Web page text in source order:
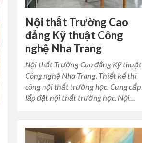
Nội thất Trường Cao
đẳng Kỹ thuật Công
nghệ Nha Trang
Nội thất Trường Cao đẳng Kỹ thuật
Công nghệ Nha Trang. Thiết kế thi
công nội thất trường học. Cung cấp
lắp đặt nội thất trường học. Nội…